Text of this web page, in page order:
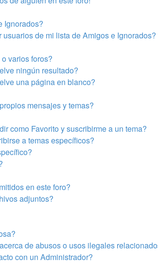
Ignorados?
de mi lista de Amigos e Ignorados?
varios foros?
ningún resultado?
una página en blanco?
mensajes y temas?
como Favorito y suscribirme a un tema?
a temas específicos?
en este foro?
adjuntos?
de abusos o usos ilegales
con un Administrador?